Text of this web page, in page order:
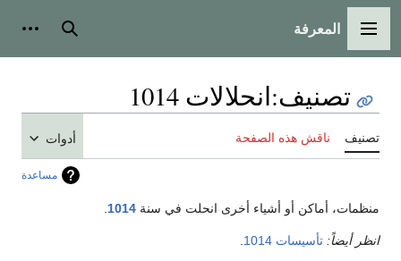
القائمة الرئيسية
المعرفة بحث
تصنيف:انحلالات 1014
تصنيف ناقش هذه الصفحة أدوات
مساعدة
منظمات، أماكن أو أشياء أخرى انحلت في سنة 1014
انظر أيضاً: تأسيسات 1014